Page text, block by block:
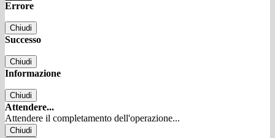
Errore
Chiudi
Successo
Chiudi
Informazione
Chiudi
Attendere...
Attendere il completamento dell'operazione...
Chiudi